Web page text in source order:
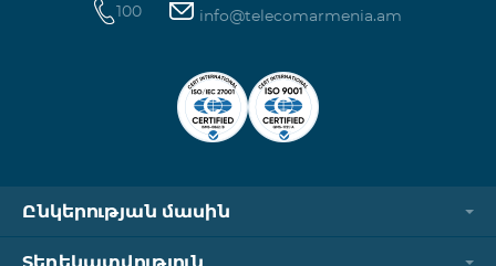
100 info@telecomarmenia.am
Ընկերության մասին